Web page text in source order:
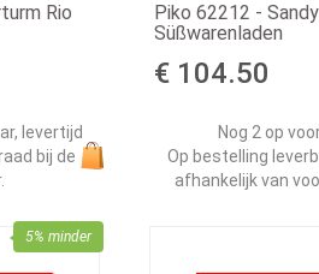
Rio
levertijd
bij de
Piko 62212 -
Süßwarenladen
€ 104.50
Nog 2 op
Op bestelling
afhankelijk van
5% minder